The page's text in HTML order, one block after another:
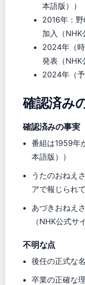
本語版））
2016年 ：
加入（NHK
2024年（時
発表（NHK
2024年（予
確認済み
確認済みの事実
番組は1959年
本語版））
うたのおねえ
アで報じられ
あづきおねえ
（NHK公式サ
不明な点
後任の正式な
卒業の正確な